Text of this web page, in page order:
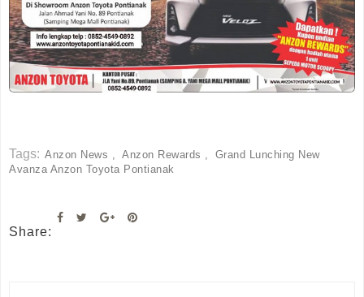
Tags: Anzon News Anzon Rewards
Grand Lunching New
Avanza Anzon Toyota Pontianak
Share: